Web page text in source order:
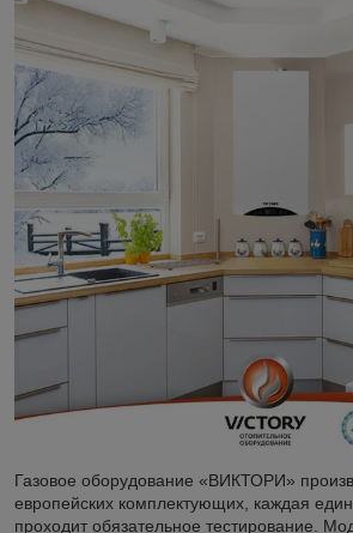
Газовое оборудование «ВИКТОРИ»
европейских комплектующих, каждая
проходит обязательное тестирование.